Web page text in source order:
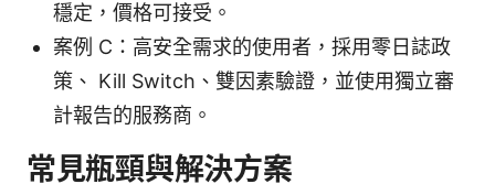
穩定，價格可接受。
案例 C：高安全需求的使用者，採用零日誌政
策、 Kill Switch、雙因素驗證，並使用獨立審
計報告的服務商。
常見瓶頸與解決方案